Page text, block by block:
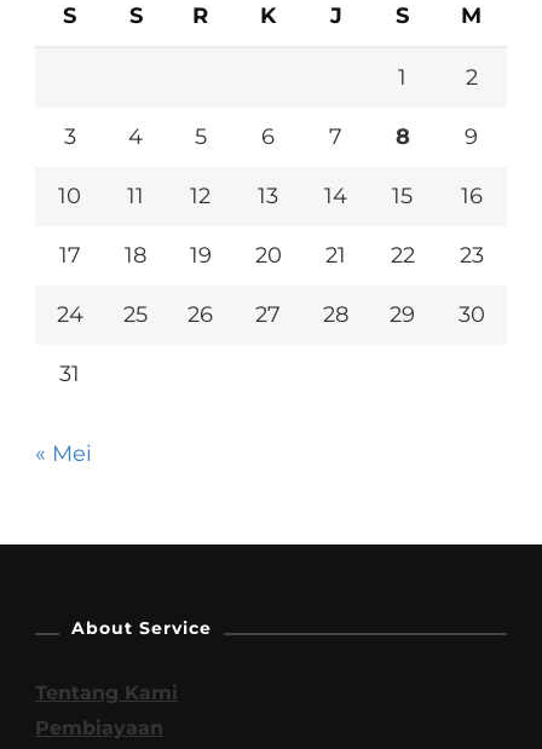
S S R K J S M
1 2
3 4 5 6 7 8 9
10 11 12 13 14 15 16
17 18 19 20 21 22 23
24 25 26 27 28 29 30
31
« Mei
About Service
Tentang Kami
Pembiayaan